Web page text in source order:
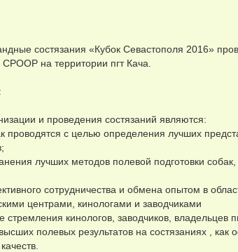
состязания «Кубок Севастополя 2016»
СРООР на территории пгт Кача.
и проведения состязаний являются:
проводятся с целью определения лучших
лучших методов полевой подготовки собак,
сотрудничества и обмена опытом в
центрами, кинологами и заводчиками
кинологов, заводчиков, владельцев
полевых результатов на состязаниях ,